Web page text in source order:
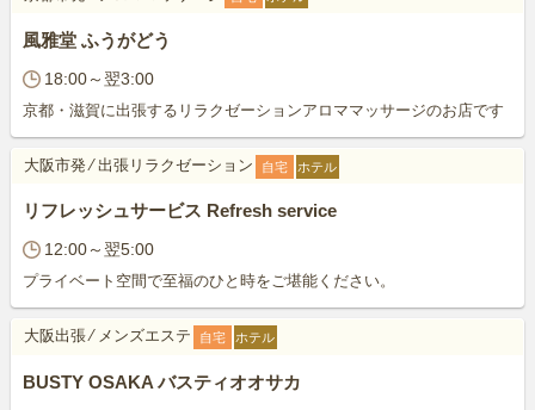
風雅堂 ふうがどう
18:00～翌3:00
京都・滋賀に出張するリラクゼーションアロママッサージのお店です
大阪市発⁄出張リラクゼーション ホテル
自宅
リフレッシュサービス Refresh service
12:00～翌5:00
プライベート空間で至福のひと時をご堪能ください。
大阪出張⁄ メンズエステ ホテル
自宅
BUSTY OSAKA バスティオオサカ